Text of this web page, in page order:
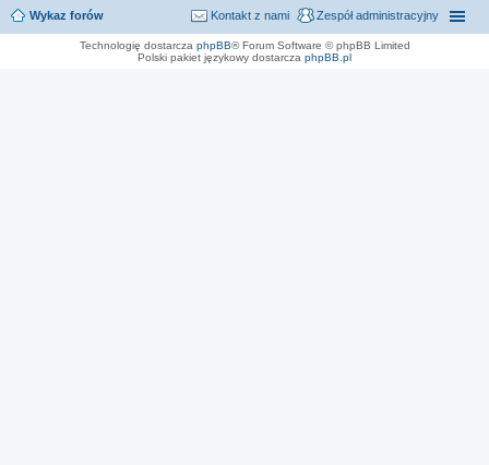
Wykaz forów Zespół administracyjny
Kontakt z nami
Technologię dostarcza phpBB® Forum Software © phpBB Limited
Polski pakiet językowy dostarcza phpBB.pl